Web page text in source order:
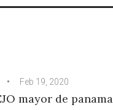
Feb 19, 2020
mayor de